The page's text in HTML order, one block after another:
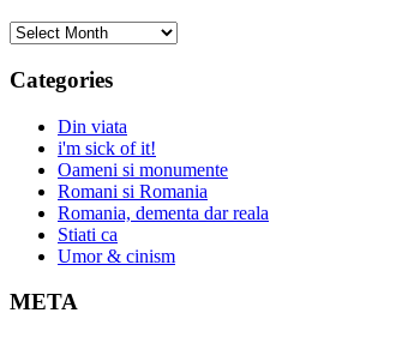
Arhiva
Categories
Din viata
i'm sick of it!
Oameni si monumente
Romani si Romania
Romania, dementa dar reala
Stiati ca
Umor & cinism
META